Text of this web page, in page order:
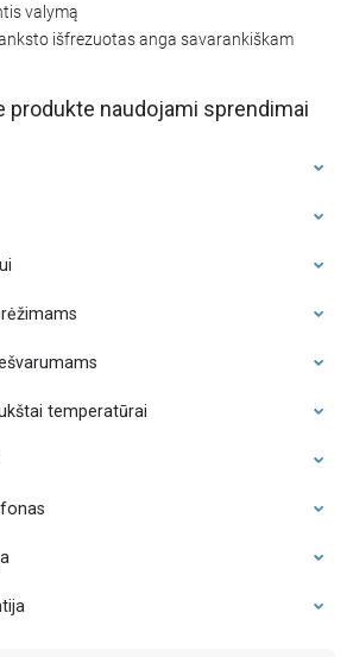
valymą
išfrezuotas anga savarankiškam
produkte naudojami sprendimai
temperatūrai